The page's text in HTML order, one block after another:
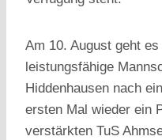
Am 10. August geht
leistungsfähige
Hiddenhausen nach
ersten Mal wieder ein
verstärkten TuS